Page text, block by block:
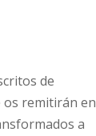
de
remitirán en
a